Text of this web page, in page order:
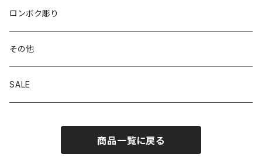
ロンボク彫り
その他
SALE
商品一覧に戻る